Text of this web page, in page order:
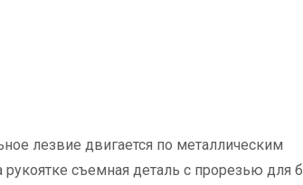
лезвие двигается по металлическим
съемная деталь с прорезью для